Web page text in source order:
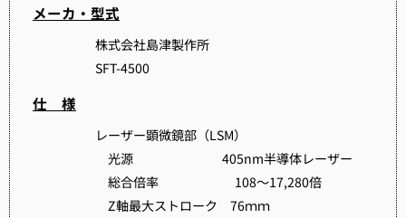
メーカ・型式
株式会社島津製作所
SFT-4500
仕 様
レーザー顕微鏡部（LSM）
光源 405nm半導体レーザー
総合倍率 108～17,280倍
Z軸最大ストローク 76ｍｍ